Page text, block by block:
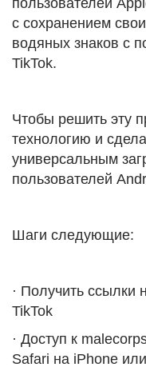
пользователей
с сохранением
водяных знаков с
TikTok.
Чтобы решить эту
технологию и
универсальным
пользователей
Шаги следующие:
· Получить
TikTok
· Доступ к
Safari на iPhone